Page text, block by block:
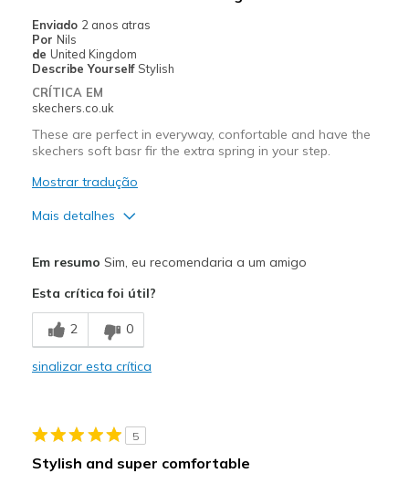
Going Out
Width
Sizing
Feels true to size
View On Shoes
Enviado 2 anos atras
Por Nils
de United Kingdom
Describe Yourself Stylish
CRÍTICA EM
skechers.co.uk
These are perfect in everyway, confortable and have the
skechers soft basr fir the extra spring in your step.
Mostrar tradução
Mais detalhes
Contras
None
Feels true to width
Sizing
Feels true to size
Em resumo Sim, eu recomendaria a um amigo
Esta crítica foi útil?
2 0
sinalizar esta crítica
5
Stylish and super comfortable